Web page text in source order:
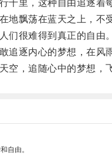
里，这种自由追逐着
飘荡在蓝天之上，不
很难得到真正的自由。
逐内心的梦想，在风
，追随心中的梦想，
自由。